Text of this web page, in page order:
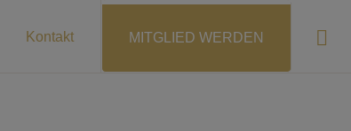
Kontakt MITGLIED WERDEN